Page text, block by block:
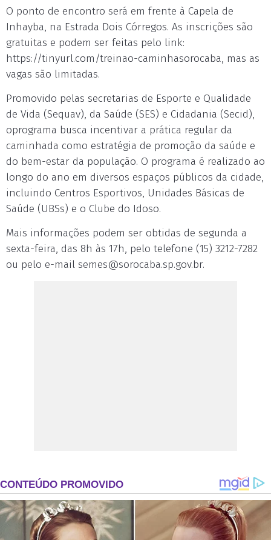
O ponto de encontro será em frente à Capela de
Inhayba, na Estrada Dois Córregos. As inscrições são
gratuitas e podem ser feitas pelo link:
https://tinyurl.com/treinao-caminhasorocaba, mas as
vagas são limitadas.
Promovido pelas secretarias de Esporte e Qualidade
de Vida (Sequav), da Saúde (SES) e Cidadania (Secid),
oprograma busca incentivar a prática regular da
caminhada como estratégia de promoção da saúde e
do bem-estar da população. O programa é realizado ao
longo do ano em diversos espaços públicos da cidade,
incluindo Centros Esportivos, Unidades Básicas de
Saúde (UBSs) e o Clube do Idoso.
Mais informações podem ser obtidas de segunda a
sexta-feira, das 8h às 17h, pelo telefone (15) 3212-7282
ou pelo e-mail semes@sorocaba.sp.gov.br.